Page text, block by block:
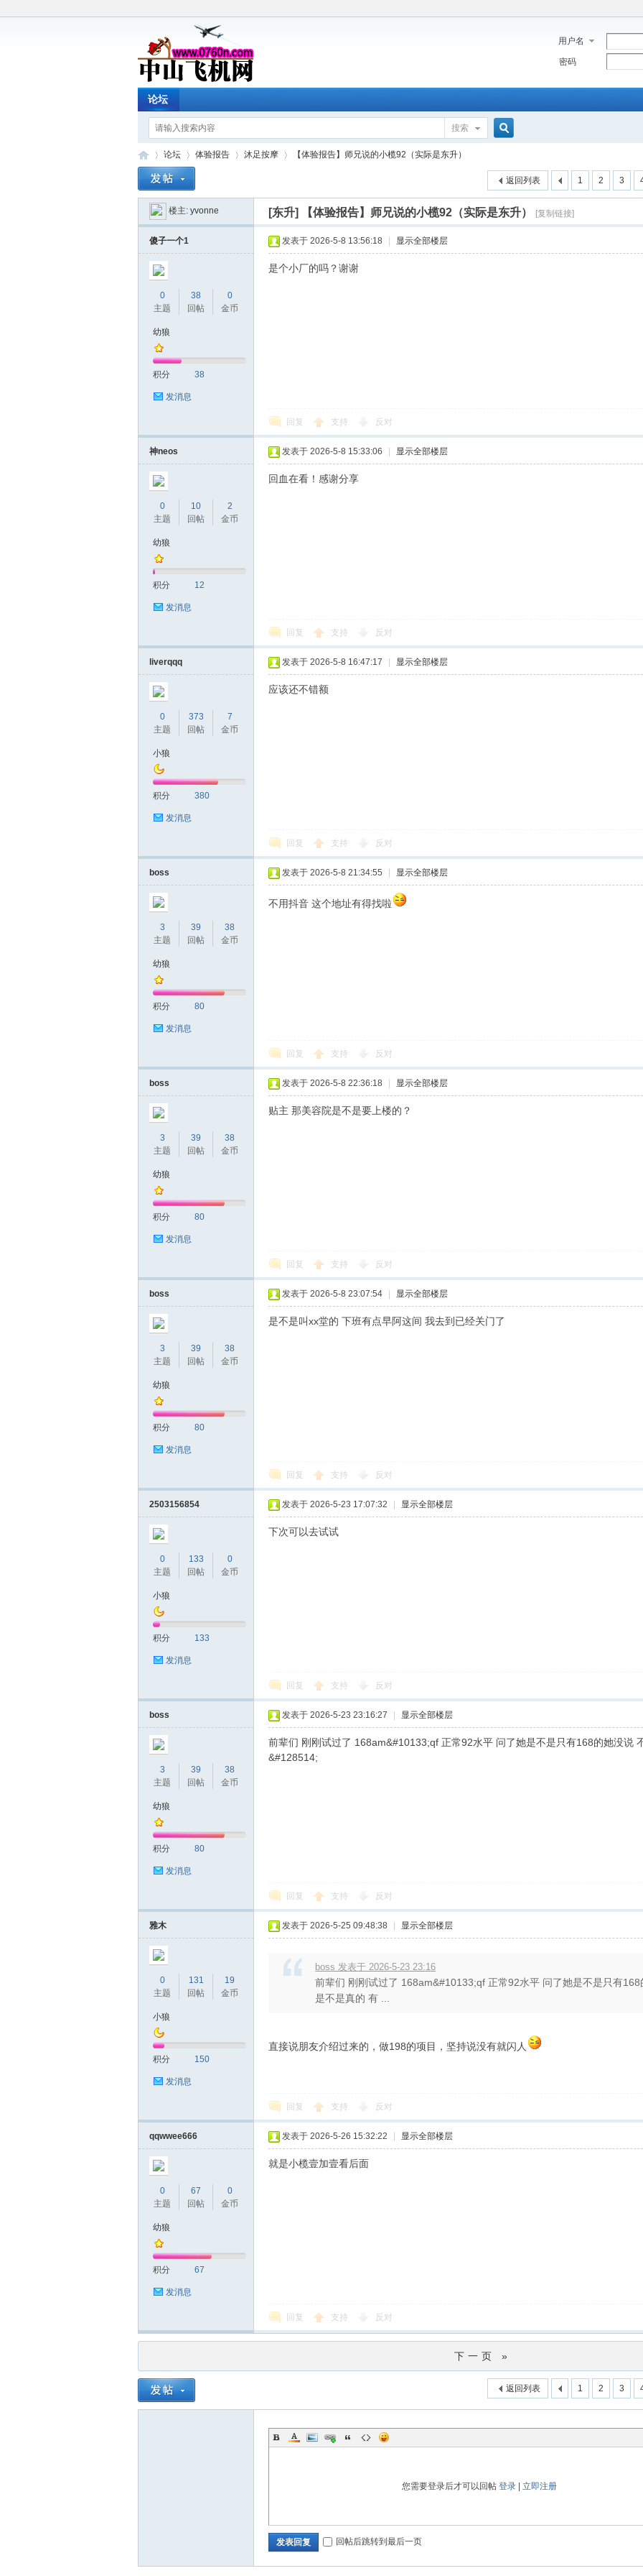
用户名
密码
论坛
搜索
索
机
»
论坛
›
体验报告 沐足按摩
›
【体验报告】师兄说的小榄92（实际是东升）
1 2 3
返回列表
楼主: yvonne [东升] 【体验报告】师兄说的小榄92（实际是东升） [复制链接]
傻子一个1
0
主题
38
回帖
0
金币
幼狼
积分 38
发消息
发表于 2026-5-8 13:56:18 显示全部楼层
是个小厂的吗？谢谢
回复 支持 反对
神neos
0
主题
10
回帖
2
金币
幼狼
积分 12
发消息
发表于 2026-5-8 15:33:06 显示全部楼层
回血在看！感谢分享
回复 支持 反对
liverqqq
0
主题
373
回帖
7
金币
小狼
积分 380
发消息
发表于 2026-5-8 16:47:17 显示全部楼层
应该还不错额
回复 支持 反对
boss
3
主题
39
回帖
38
金币
幼狼
积分 80
发消息
发表于 2026-5-8 21:34:55 显示全部楼层
不用抖音 这个地址有得找啦
回复 支持 反对
boss
3
主题
39
回帖
38
金币
幼狼
积分 80
发消息
发表于 2026-5-8 22:36:18 显示全部楼层
贴主 那美容院是不是要上楼的？
回复 支持 反对
boss
3
主题
39
回帖
38
金币
幼狼
积分 80
发消息
发表于 2026-5-8 23:07:54 显示全部楼层
是不是叫xx堂的 下班有点早阿这间 我去到已经关门了
回复 支持 反对
2503156854
0
主题
133
回帖
0
金币
小狼
积分 133
发消息
发表于 2026-5-23 17:07:32 显示全部楼层
下次可以去试试
回复 支持 反对
boss
3
主题
39
回帖
38
金币
幼狼
积分 80
发消息
发表于 2026-5-23 23:16:27 显示全部楼层
前辈们 刚刚试过了 168am&#10133;qf 正常92水平 问了她是不是只有168的她没说
&#128514;
回复 支持 反对
雅木
0
主题
131
回帖
19
金币
小狼
积分 150
发消息
发表于 2026-5-25 09:48:38 显示全部楼层
boss 发表于 2026-5-23 23:16
前辈们 刚刚试过了 168am&#10133;qf 正常92水平 问了她是不是只有
是不是真的 有 ...
直接说朋友介绍过来的，做198的项目，坚持说没有就闪人
回复 支持 反对
qqwwee666
0
主题
67
回帖
0
金币
幼狼
积分 67
发消息
发表于 2026-5-26 15:32:22 显示全部楼层
就是小榄壹加壹看后面
回复 支持 反对
下一页 »
1 2 3
返回列表
您需要登录后才可以回帖 登录| 立即注册
发表回复 回帖后跳转到最后一页